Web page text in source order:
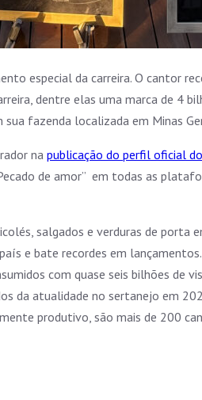
especial da carreira. O cantor
dentre elas uma marca de 4
fazenda localizada em Minas
na publicação do perfil oficial
de amor” em todas as
salgados e verduras de porta
e bate recordes em
com quase seis bilhões de
da atualidade no sertanejo em
produtivo, são mais de 200